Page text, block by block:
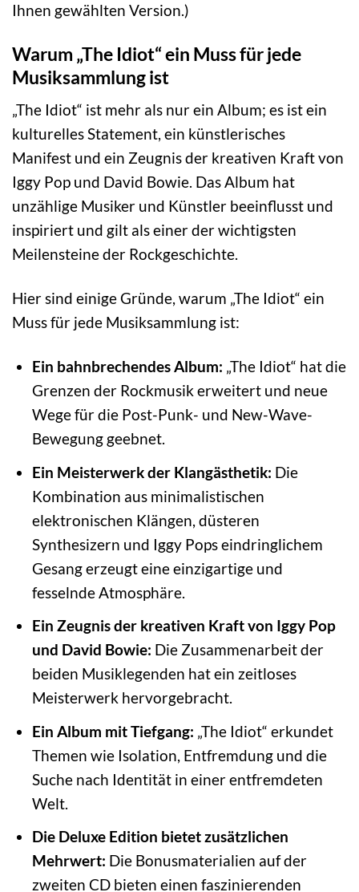
Ihnen gewählten Version.)
Warum „The Idiot“ ein Muss für jede
Musiksammlung ist
„The Idiot“ ist mehr als nur ein Album; es ist ein
kulturelles Statement, ein künstlerisches
Manifest und ein Zeugnis der kreativen Kraft von
Iggy Pop und David Bowie. Das Album hat
unzählige Musiker und Künstler beeinflusst und
inspiriert und gilt als einer der wichtigsten
Meilensteine der Rockgeschichte.
Hier sind einige Gründe, warum „The Idiot“ ein
Muss für jede Musiksammlung ist:
Ein bahnbrechendes Album: „The Idiot“ hat die
Grenzen der Rockmusik erweitert und neue
Wege für die Post-Punk- und New-Wave-
Bewegung geebnet.
Ein Meisterwerk der Klangästhetik: Die
Kombination aus minimalistischen
elektronischen Klängen, düsteren
Synthesizern und Iggy Pops eindringlichem
Gesang erzeugt eine einzigartige und
fesselnde Atmosphäre.
Ein Zeugnis der kreativen Kraft von Iggy Pop
und David Bowie: Die Zusammenarbeit der
beiden Musiklegenden hat ein zeitloses
Meisterwerk hervorgebracht.
Ein Album mit Tiefgang: „The Idiot“ erkundet
Themen wie Isolation, Entfremdung und die
Suche nach Identität in einer entfremdeten
Welt.
Die Deluxe Edition bietet zusätzlichen
Mehrwert: Die Bonusmaterialien auf der
zweiten CD bieten einen faszinierenden